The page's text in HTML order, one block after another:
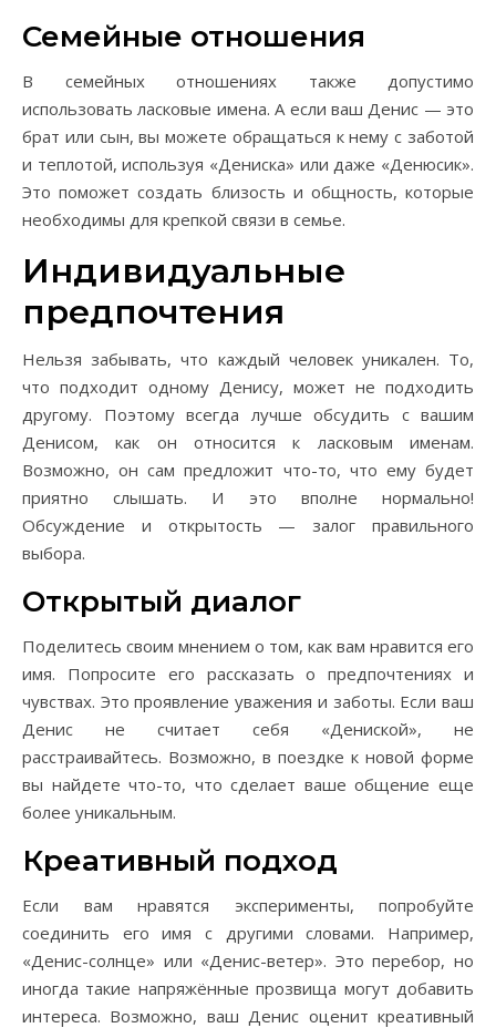
Семейные отношения
В семейных отношениях также допустимо
использовать ласковые имена. А если ваш Денис — это
брат или сын, вы можете обращаться к нему с заботой
и теплотой, используя «Дениска» или даже «Денюсик».
Это поможет создать близость и общность, которые
необходимы для крепкой связи в семье.
Индивидуальные
предпочтения
Нельзя забывать, что каждый человек уникален. То,
что подходит одному Денису, может не подходить
другому. Поэтому всегда лучше обсудить с вашим
Денисом, как он относится к ласковым именам.
Возможно, он сам предложит что-то, что ему будет
приятно слышать. И это вполне нормально!
Обсуждение и открытость — залог правильного
выбора.
Открытый диалог
Поделитесь своим мнением о том, как вам нравится его
имя. Попросите его рассказать о предпочтениях и
чувствах. Это проявление уважения и заботы. Если ваш
Денис не считает себя «Дениской», не
расстраивайтесь. Возможно, в поездке к новой форме
вы найдете что-то, что сделает ваше общение еще
более уникальным.
Креативный подход
Если вам нравятся эксперименты, попробуйте
соединить его имя с другими словами. Например,
«Денис-солнце» или «Денис-ветер». Это перебор, но
иногда такие напряжённые прозвища могут добавить
интереса. Возможно, ваш Денис оценит креативный